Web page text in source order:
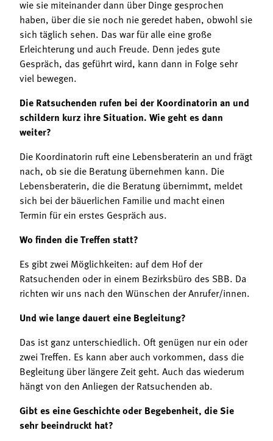
wie sie miteinander dann über Dinge gesprochen
haben, über die sie noch nie geredet haben, obwohl sie
sich täglich sehen. Das war für alle eine große
Erleichterung und auch Freude. Denn jedes gute
Gespräch, das geführt wird, kann dann in Folge sehr
viel bewegen.
Die Ratsuchenden rufen bei der Koordinatorin an und
schildern kurz ihre Situation. Wie geht es dann
weiter?
Die Koordinatorin ruft eine Lebensberaterin an und frägt
nach, ob sie die Beratung übernehmen kann. Die
Lebensberaterin, die die Beratung übernimmt, meldet
sich bei der bäuerlichen Familie und macht einen
Termin für ein erstes Gespräch aus.
Wo finden die Treffen statt?
Es gibt zwei Möglichkeiten: auf dem Hof der
Ratsuchenden oder in einem Bezirksbüro des SBB. Da
richten wir uns nach den Wünschen der Anrufer/innen.
Und wie lange dauert eine Begleitung?
Das ist ganz unterschiedlich. Oft genügen nur ein oder
zwei Treffen. Es kann aber auch vorkommen, dass die
Begleitung über längere Zeit geht. Auch das wiederum
hängt von den Anliegen der Ratsuchenden ab.
Gibt es eine Geschichte oder Begebenheit, die Sie
sehr beeindruckt hat?